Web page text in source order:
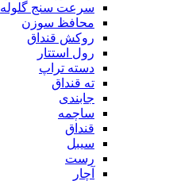
سرعت سنج گلوله
محافظ سوزن
روکش قنداق
رول استتار
دسته تراپ
ته قنداق
جابندی
ساچمه
قنداق
سیبل
رست
آچار